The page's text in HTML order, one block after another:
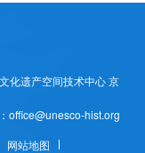
化遗产空间技术中心京
office@unesco-hist.org
网站地图